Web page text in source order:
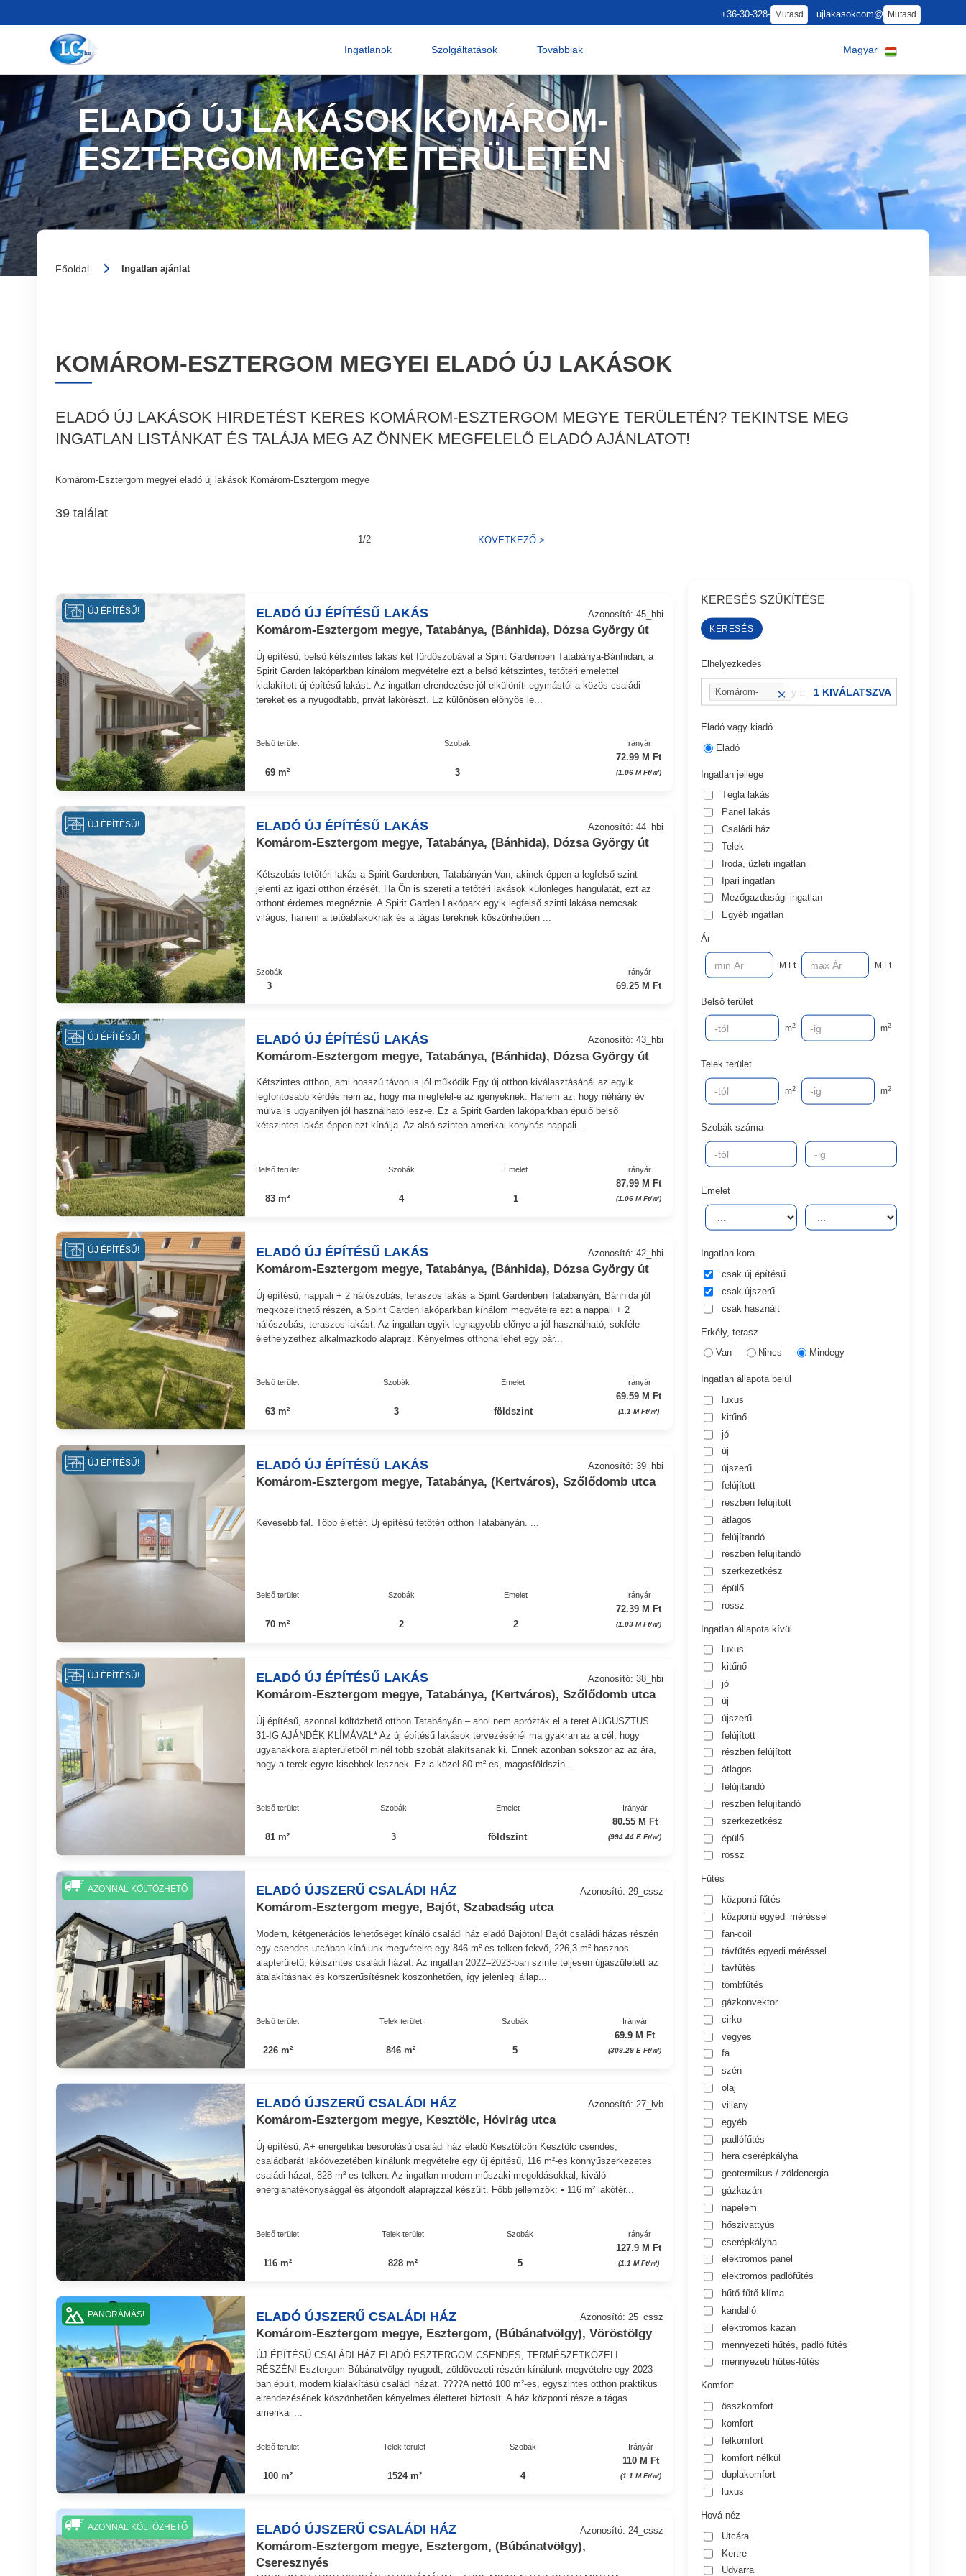
+36-30-328- Mutasd ujlakasokcom@ Mutasd
Ingatlanok Szolgáltatások Továbbiak Magyar
ELADÓ ÚJ LAKÁSOK KOMÁROM-
ESZTERGOM MEGYE TERÜLETÉN
Főoldal Ingatlan ajánlat
KOMÁROM-ESZTERGOM MEGYEI ELADÓ ÚJ LAKÁSOK
ELADÓ ÚJ LAKÁSOK HIRDETÉST KERES KOMÁROM-ESZTERGOM MEGYE TERÜLETÉN? TEKINTSE MEG
INGATLAN LISTÁNKAT ÉS TALÁJA MEG AZ ÖNNEK MEGFELELŐ ELADÓ AJÁNLATOT!
Komárom-Esztergom megyei eladó új lakások Komárom-Esztergom megye
39 találat
1/2 KÖVETKEZŐ>
ELADÓ ÚJ ÉPÍTÉSŰ LAKÁS
Komárom-Esztergom megye, Tatabánya, (Bánhida), Dózsa György út
Azonosító: 45_hbi
Új építésű, belső kétszintes lakás két fürdőszobával a Spirit Gardenben Tatabánya-Bánhidán, a
Spirit Garden lakóparkban kínálom megvételre ezt a belső kétszintes, tetőtéri emelettel
kialakított új építésű lakást. Az ingatlan elrendezése jól elkülöníti egymástól a közös családi
tereket és a nyugodtabb, privát lakórészt. Ez különösen előnyös le...
Belső terület
69 m²
Szobák
3
Irányár
72.99 M Ft
(1.06 M Ft/㎡)
ÚJ ÉPÍTÉSŰ!
ELADÓ ÚJ ÉPÍTÉSŰ LAKÁS
Komárom-Esztergom megye, Tatabánya, (Bánhida), Dózsa György út
Azonosító: 44_hbi
Kétszobás tetőtéri lakás a Spirit Gardenben, Tatabányán Van, akinek éppen a legfelső szint
jelenti az igazi otthon érzését. Ha Ön is szereti a tetőtéri lakások különleges hangulatát, ezt az
otthont érdemes megnéznie. A Spirit Garden Lakópark egyik legfelső szinti lakása nemcsak
világos, hanem a tetőablakoknak és a tágas tereknek köszönhetően ...
Szobák
3
Irányár
69.25 M Ft
ÚJ ÉPÍTÉSŰ!
ELADÓ ÚJ ÉPÍTÉSŰ LAKÁS
Komárom-Esztergom megye, Tatabánya, (Bánhida), Dózsa György út
Azonosító: 43_hbi
Kétszintes otthon, ami hosszú távon is jól működik Egy új otthon kiválasztásánál az egyik
legfontosabb kérdés nem az, hogy ma megfelel-e az igényeknek. Hanem az, hogy néhány év
múlva is ugyanilyen jól használható lesz-e. Ez a Spirit Garden lakóparkban épülő belső
kétszintes lakás éppen ezt kínálja. Az alsó szinten amerikai konyhás nappali...
Belső terület
83 m²
Szobák
4
Emelet
1
Irányár
87.99 M Ft
(1.06 M Ft/㎡)
ÚJ ÉPÍTÉSŰ!
ELADÓ ÚJ ÉPÍTÉSŰ LAKÁS
Komárom-Esztergom megye, Tatabánya, (Bánhida), Dózsa György út
Azonosító: 42_hbi
Új építésű, nappali + 2 hálószobás, teraszos lakás a Spirit Gardenben Tatabányán, Bánhida jól
megközelíthető részén, a Spirit Garden lakóparkban kínálom megvételre ezt a nappali + 2
hálószobás, teraszos lakást. Az ingatlan egyik legnagyobb előnye a jól használható, sokféle
élethelyzethez alkalmazkodó alaprajz. Kényelmes otthona lehet egy pár...
Belső terület
63 m²
Szobák
3
Emelet
földszint
Irányár
69.59 M Ft
(1.1 M Ft/㎡)
ÚJ ÉPÍTÉSŰ!
ELADÓ ÚJ ÉPÍTÉSŰ LAKÁS
Komárom-Esztergom megye, Tatabánya, (Kertváros), Szőlődomb utca
Azonosító: 39_hbi
Kevesebb fal. Több élettér. Új építésű tetőtéri otthon Tatabányán. ...
Belső terület
70 m²
Szobák
2
Emelet
2
Irányár
72.39 M Ft
(1.03 M Ft/㎡)
ÚJ ÉPÍTÉSŰ!
ELADÓ ÚJ ÉPÍTÉSŰ LAKÁS
Komárom-Esztergom megye, Tatabánya, (Kertváros), Szőlődomb utca
Azonosító: 38_hbi
Új építésű, azonnal költözhető otthon Tatabányán – ahol nem aprózták el a teret AUGUSZTUS
31-IG AJÁNDÉK KLÍMÁVAL* Az új építésű lakások tervezésénél ma gyakran az a cél, hogy
ugyanakkora alapterületből minél több szobát alakítsanak ki. Ennek azonban sokszor az az ára,
hogy a terek egyre kisebbek lesznek. Ez a közel 80 m²-es, magasföldszin...
Belső terület
81 m²
Szobák
3
Emelet
földszint
Irányár
80.55 M Ft
(994.44 E Ft/㎡)
ÚJ ÉPÍTÉSŰ!
ELADÓ ÚJSZERŰ CSALÁDI HÁZ
Komárom-Esztergom megye, Bajót, Szabadság utca
Azonosító: 29_cssz
Modern, kétgenerációs lehetőséget kínáló családi ház eladó Bajóton! Bajót családi házas részén
egy csendes utcában kínálunk megvételre egy 846 m²-es telken fekvő, 226,3 m² hasznos
alapterületű, kétszintes családi házat. Az ingatlan 2022–2023-ban szinte teljesen újjászületett az
átalakításnak és korszerűsítésnek köszönhetően, így jelenlegi állap...
Belső terület
226 m²
Telek terület
846 m²
Szobák
5
Irányár
69.9 M Ft
(309.29 E Ft/㎡)
AZONNAL KÖLTÖZHETŐ
ELADÓ ÚJSZERŰ CSALÁDI HÁZ
Komárom-Esztergom megye, Kesztölc, Hóvirág utca
Azonosító: 27_lvb
Új építésű, A+ energetikai besorolású családi ház eladó Kesztölcön Kesztölc csendes,
családbarát lakóövezetében kínálunk megvételre egy új építésű, 116 m²-es könnyűszerkezetes
családi házat, 828 m²-es telken. Az ingatlan modern műszaki megoldásokkal, kiváló
energiahatékonysággal és átgondolt alaprajzzal készült. Főbb jellemzők: • 116 m² lakótér...
Belső terület
116 m²
Telek terület
828 m²
Szobák
5
Irányár
127.9 M Ft
(1.1 M Ft/㎡)
ELADÓ ÚJSZERŰ CSALÁDI HÁZ
Komárom-Esztergom megye, Esztergom, (Búbánatvölgy), Vöröstölgy
Azonosító: 25_cssz
ÚJ ÉPÍTÉSŰ CSALÁDI HÁZ ELADÓ ESZTERGOM CSENDES, TERMÉSZETKÖZELI
RÉSZÉN! Esztergom Búbánatvölgy nyugodt, zöldövezeti részén kínálunk megvételre egy 2023-
ban épült, modern kialakítású családi házat. ????A nettó 100 m²-es, egyszintes otthon praktikus
elrendezésének köszönhetően kényelmes életteret biztosít. A ház központi része a tágas
amerikai ...
Belső terület
100 m²
Telek terület
1524 m²
Szobák
4
Irányár
110 M Ft
(1.1 M Ft/㎡)
PANORÁMÁS!
ELADÓ ÚJSZERŰ CSALÁDI HÁZ
Komárom-Esztergom megye, Esztergom, (Búbánatvölgy),
Cseresznyés
Azonosító: 24_cssz
AZONNAL KÖLTÖZHETŐ
KERESÉS SZŰKÍTÉSE
Elhelyezkedés
pl.: 13 kerület vagy Eger, Dobó utca
Komárom-
Esztergom
megye
1 KIVÁLATSZVA
Eladó vagy kiadó
Eladó
Ingatlan jellege
Tégla lakás
Panel lakás
Családi ház
Telek
Iroda, üzleti ingatlan
Ipari ingatlan
Mezőgazdasági ingatlan
Egyéb ingatlan
Ár
M Ft M Ft
Belső terület
m2 m2
Telek terület
m2 m2
Szobák száma
Emelet
Ingatlan kora
csak új építésű
csak újszerű
csak használt
Erkély, terasz
Van
Nincs Mindegy
Ingatlan állapota belül
luxus
kitűnő
jó
új
újszerű
felújított
részben felújított
átlagos
felújítandó
részben felújítandó
szerkezetkész
épülő
rossz
Ingatlan állapota kívül
luxus
kitűnő
jó
új
újszerű
felújított
részben felújított
átlagos
felújítandó
részben felújítandó
szerkezetkész
épülő
rossz
Fűtés
központi fűtés
központi egyedi méréssel
fan-coil
távfűtés egyedi méréssel
távfűtés
tömbfűtés
gázkonvektor
cirko
vegyes
fa
szén
olaj
villany
egyéb
padlófűtés
héra cserépkályha
geotermikus / zöldenergia
gázkazán
napelem
hőszivattyús
cserépkályha
elektromos panel
elektromos padlófűtés
hűtő-fűtő klíma
kandalló
elektromos kazán
mennyezeti hűtés, padló fűtés
mennyezeti hűtés-fűtés
Komfort
összkomfort
komfort
félkomfort
komfort nélkül
duplakomfort
luxus
Hová néz
Utcára
Kertre
Udvarra